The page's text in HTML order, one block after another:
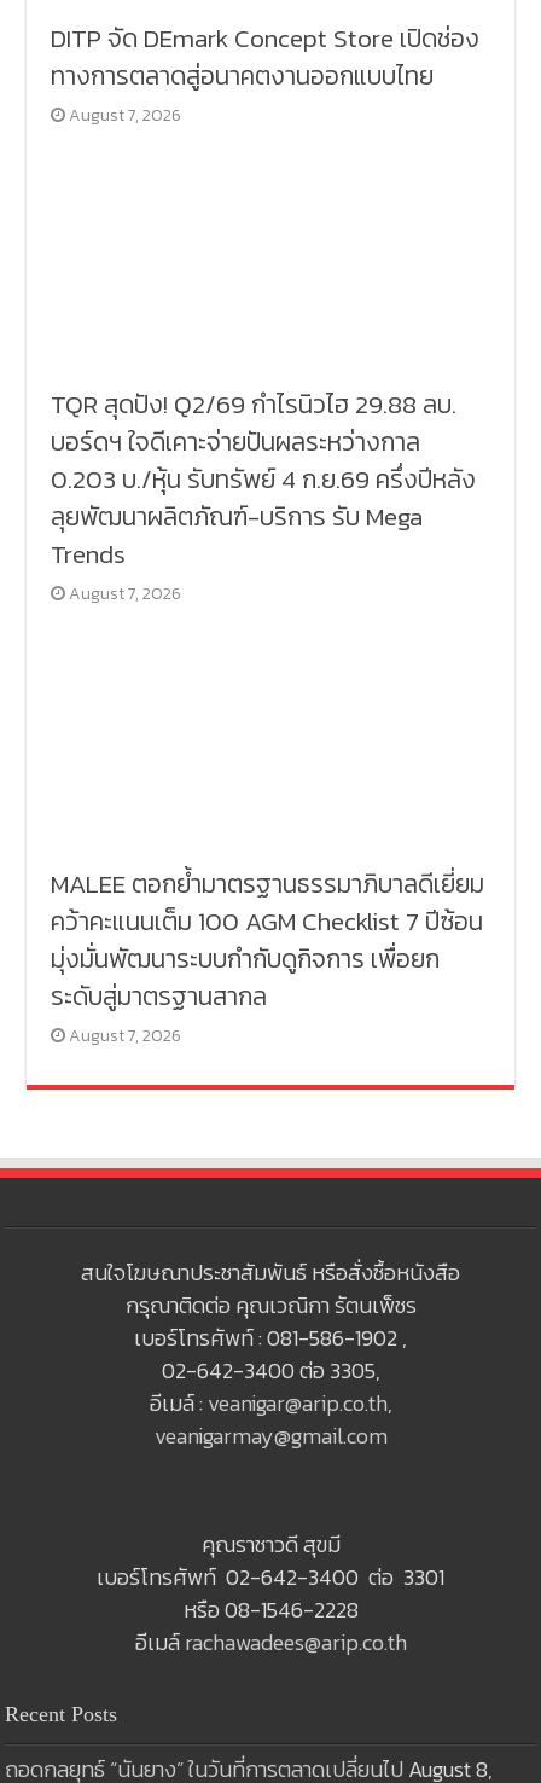
DITP จัด DEmark Concept Store เปิดช่อง
ทางการตลาดสู่อนาคตงานออกแบบไทย
August 7, 2026
TQR สุดปัง! Q2/69 กำไรนิวไฮ 29.88 ลบ.
บอร์ดฯ ใจดีเคาะจ่ายปันผลระหว่างกาล
0.203 บ./หุ้น รับทรัพย์ 4 ก.ย.69 ครึ่งปีหลัง
ลุยพัฒนาผลิตภัณฑ์-บริการ รับ Mega
Trends
August 7, 2026
MALEE ตอกย้ำมาตรฐานธรรมาภิบาลดีเยี่ยม
คว้าคะแนนเต็ม 100 AGM Checklist 7 ปีซ้อน
มุ่งมั่นพัฒนาระบบกำกับดูกิจการ เพื่อยก
ระดับสู่มาตรฐานสากล
August 7, 2026
สนใจโฆษณาประชาสัมพันธ์ หรือสั่งซื้อหนังสือ
กรุณาติดต่อ คุณเวณิกา รัตนเพ็ชร
เบอร์โทรศัพท์ : 081-586-1902 ,
02-642-3400 ต่อ 3305,
อีเมล์ : veanigar@arip.co.th,
veanigarmay@gmail.com
คุณราชาวดี สุขมี
เบอร์โทรศัพท์ 02-642-3400 ต่อ 3301
หรือ 08-1546-2228
อีเมล์rachawadees@arip.co.th
Recent Posts
ถอดกลยุทธ์ “นันยาง” ในวันที่การตลาดเปลี่ยนไป August 8,